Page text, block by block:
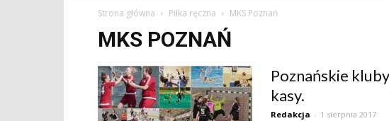
Strona główna Piłka ręczna MKS Poznań
MKS POZNAŃ
Poznańskie
kasy.
Redakcja - 1 sierpnia 2017